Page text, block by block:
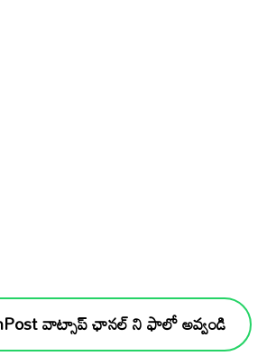
వాట్సాప్ ఛానల్ ని ఫాలో అవ్వండి